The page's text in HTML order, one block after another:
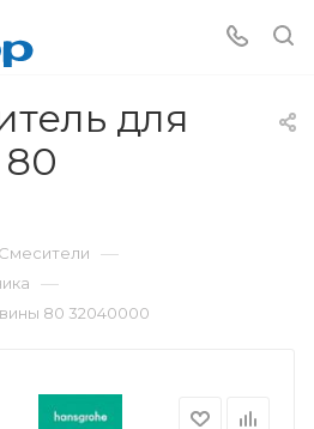
для
Смесители —
—
80 32040000